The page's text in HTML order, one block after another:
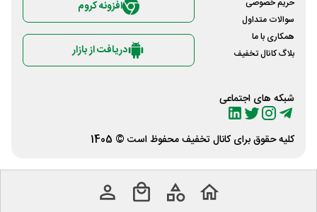
حریم خصوصی
سوالات متداول
همکاری با ما
بلاگ کانال تخفیف
شبکه های اجتماعی
افزونه کروم
دریافت از بازار
کلیه حقوق برای کانال تخفیفمحفوظ است © 1405